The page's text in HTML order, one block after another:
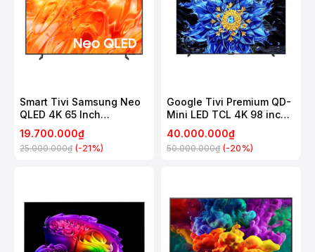
Smart Tivi Samsung Neo
QLED 4K 65 Inch
QA65QN70H
19.700.000₫
25.000.000₫ (-21%)
Google Tivi Premium QD-
Mini LED TCL 4K 98 inch
98P8LS
40.000.000₫
50.000.000₫ (-20%)